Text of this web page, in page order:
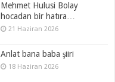
Mehmet Hulusi Bolay
hocadan bir hatıra…
21 Haziran 2026
Anlat bana baba şiiri
18 Haziran 2026